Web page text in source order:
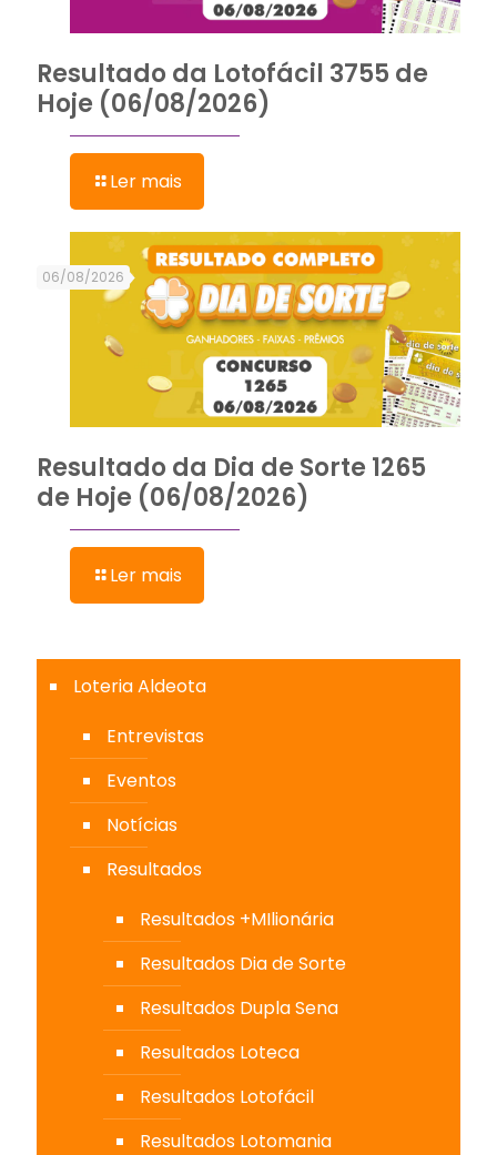
Resultado da Lotofácil 3755 de
Hoje (06/08/2026)
Ler mais
06/08/2026
Resultado da Dia de Sorte 1265
de Hoje (06/08/2026)
Ler mais
Loteria Aldeota
Entrevistas
Eventos
Notícias
Resultados
Resultados +MIlionária
Resultados Dia de Sorte
Resultados Dupla Sena
Resultados Loteca
Resultados Lotofácil
Resultados Lotomania